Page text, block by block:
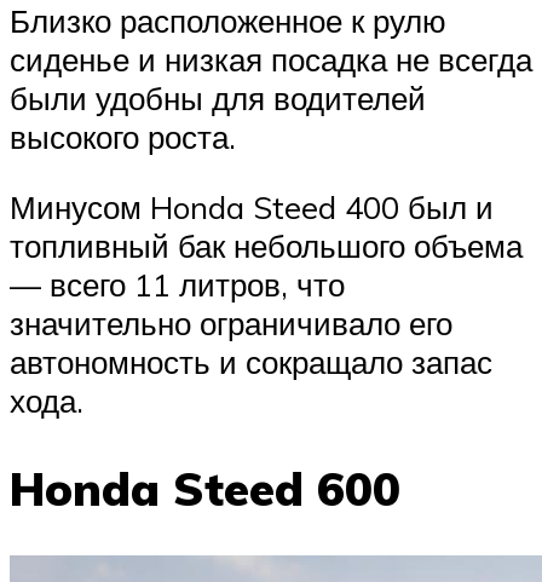
Близко расположенное к рулю
сиденье и низкая посадка не всегда
были удобны для водителей
высокого роста.
Минусом Honda Steed 400 был и
топливный бак небольшого объема
— всего 11 литров, что
значительно ограничивало его
автономность и сокращало запас
хода.
Honda Steed 600